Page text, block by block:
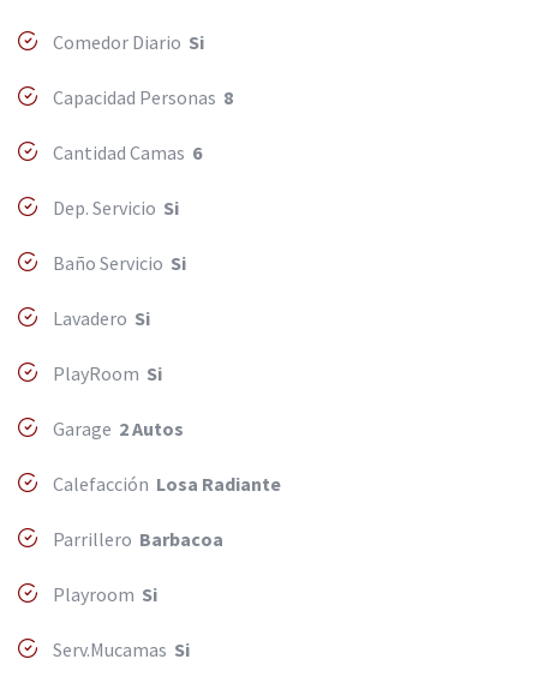
Comedor Diario Si
Capacidad Personas 8
Cantidad Camas 6
Dep. Servicio Si
Baño Servicio Si
Lavadero Si
PlayRoom Si
Garage 2 Autos
Calefacción Losa Radiante
Parrillero Barbacoa
Playroom Si
Serv.Mucamas Si